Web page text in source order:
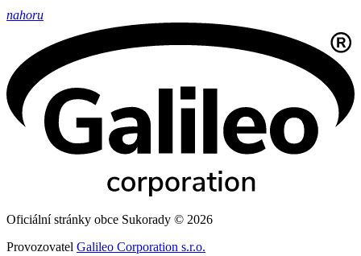
nahoru
Oficiální stránky obce Sukorady © 2026
Provozovatel Galileo Corporation s.r.o.